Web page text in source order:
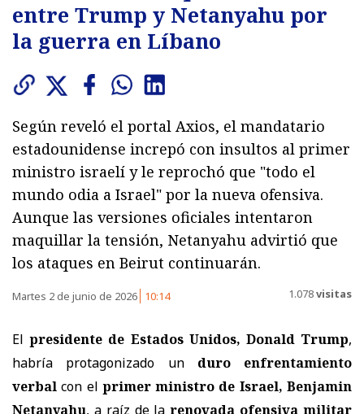
entre Trump y Netanyahu por
la guerra en Líbano
Según reveló el portal Axios, el mandatario
estadounidense increpó con insultos al primer
ministro israelí y le reprochó que "todo el
mundo odia a Israel" por la nueva ofensiva.
Aunque las versiones oficiales intentaron
maquillar la tensión, Netanyahu advirtió que
los ataques en Beirut continuarán.
Martes 2 de junio de 2026 10:14 1.078visitas
Elpresidente de Estados Unidos, Donald Trump,
habría protagonizado un duro enfrentamiento
verbal con el primer ministro de Israel, Benjamin
Netanyahu, a raíz de larenovada ofensiva militar